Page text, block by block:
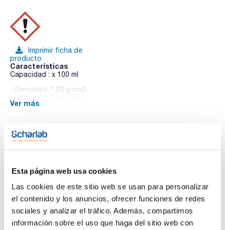
Esta página web usa cookies
Las cookies de este sitio web se usan para personalizar
el contenido y los anuncios, ofrecer funciones de redes
sociales y analizar el tráfico. Además, compartimos
información sobre el uso que haga del sitio web con
Imprimir ficha de
producto
Características
Capacidad : x 100 ml
- Densidad: 1,03 g/cm3
- IMDG: 8 III UN 3264
- Frases H-GHS : H315 - H319
- Frases P-GHS: P280 - P264 - P305+P351+P338 - P321 -
ESPECIFICACIONES
arsénico (As): 10000 ppm
Patrón de NIST.
Ver más
Te puede interesar